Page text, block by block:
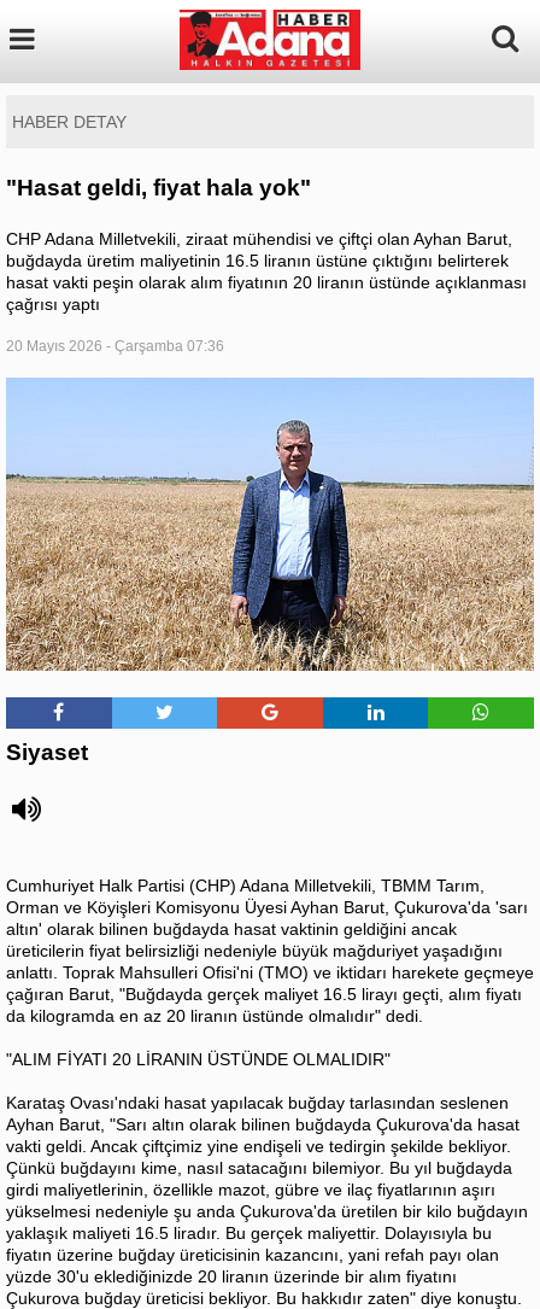
HABER DETAY
"Hasat geldi, fiyat hala yok"
CHP Adana Milletvekili, ziraat mühendisi ve çiftçi olan Ayhan Barut,
buğdayda üretim maliyetinin 16.5 liranın üstüne çıktığını belirterek
hasat vakti peşin olarak alım fiyatının 20 liranın üstünde açıklanması
çağrısı yaptı
20 Mayıs 2026 - Çarşamba 07:36
Siyaset
Cumhuriyet Halk Partisi (CHP) Adana Milletvekili, TBMM Tarım,
Orman ve Köyişleri Komisyonu Üyesi Ayhan Barut, Çukurova'da 'sarı
altın' olarak bilinen buğdayda hasat vaktinin geldiğini ancak
üreticilerin fiyat belirsizliği nedeniyle büyük mağduriyet yaşadığını
anlattı. Toprak Mahsulleri Ofisi'ni (TMO) ve iktidarı harekete geçmeye
çağıran Barut, "Buğdayda gerçek maliyet 16.5 lirayı geçti, alım fiyatı
da kilogramda en az 20 liranın üstünde olmalıdır" dedi.
"ALIM FİYATI 20 LİRANIN ÜSTÜNDE OLMALIDIR"
Karataş Ovası'ndaki hasat yapılacak buğday tarlasından seslenen
Ayhan Barut, "Sarı altın olarak bilinen buğdayda Çukurova'da hasat
vakti geldi. Ancak çiftçimiz yine endişeli ve tedirgin şekilde bekliyor.
Çünkü buğdayını kime, nasıl satacağını bilemiyor. Bu yıl buğdayda
girdi maliyetlerinin, özellikle mazot, gübre ve ilaç fiyatlarının aşırı
yükselmesi nedeniyle şu anda Çukurova'da üretilen bir kilo buğdayın
yaklaşık maliyeti 16.5 liradır. Bu gerçek maliyettir. Dolayısıyla bu
fiyatın üzerine buğday üreticisinin kazancını, yani refah payı olan
yüzde 30'u eklediğinizde 20 liranın üzerinde bir alım fiyatını
Çukurova buğday üreticisi bekliyor. Bu hakkıdır zaten" diye konuştu.